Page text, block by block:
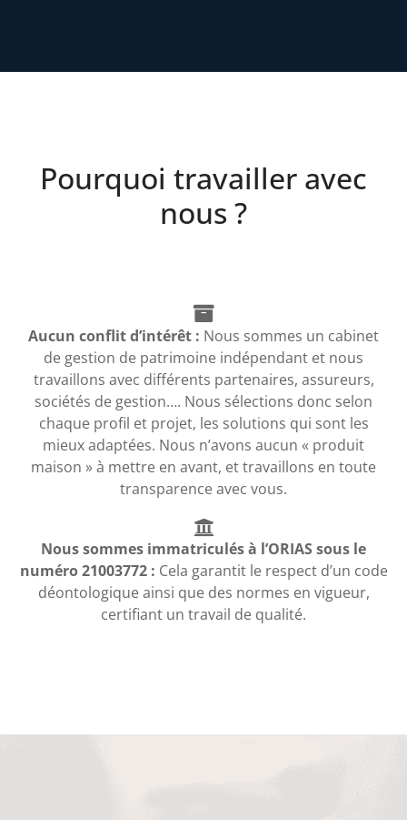
Pourquoi travailler avec
nous ?
Aucun conflit d’intérêt : Nous sommes un cabinet
de gestion de patrimoine indépendant et nous
travaillons avec différents partenaires, assureurs,
sociétés de gestion…. Nous sélections donc selon
chaque profil et projet, les solutions qui sont les
mieux adaptées. Nous n’avons aucun « produit
maison » à mettre en avant, et travaillons en toute
transparence avec vous.
Nous sommes immatriculés à l’ORIAS sous le
numéro 21003772 : Cela garantit le respect d’un code
déontologique ainsi que des normes en vigueur,
certifiant un travail de qualité.